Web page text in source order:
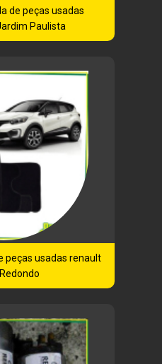
de peças usadas
Paulista
peças usadas renault